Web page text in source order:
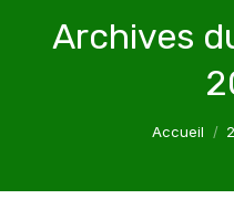
Archives
Vous êtes
Accueil